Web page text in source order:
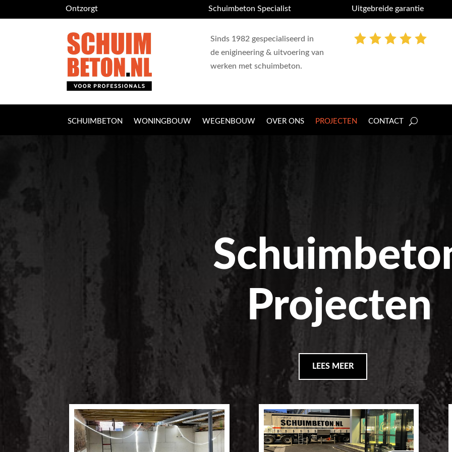
Ontzorgt Schuimbeton Specialist Uitgebreide garantie
Sinds 1982 gespecialiseerd in
de enigineering & uitvoering van
werken met schuimbeton.
SCHUIMBETON WONINGBOUW WEGENBOUW OVER ONS PROJECTEN CONTACT
Projecten
LEES MEER